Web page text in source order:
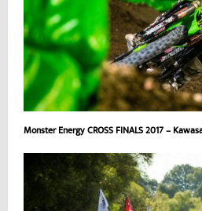
Monster Energy CROSS FINALS 2017 –